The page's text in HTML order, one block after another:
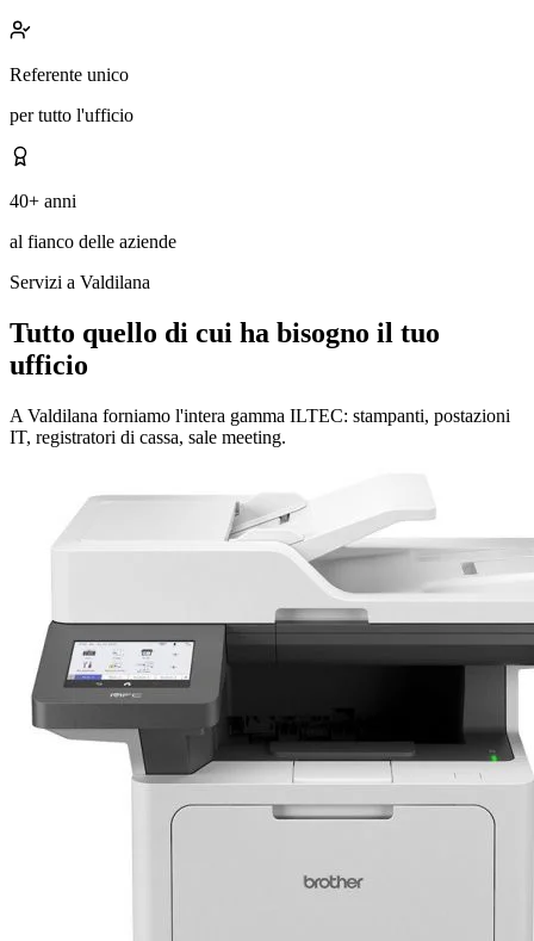
Referente unico
per tutto l'ufficio
40+ anni
al fianco delle aziende
Servizi a Valdilana
Tutto quello di cui ha bisogno il tuo
ufficio
A Valdilana forniamo l'intera gamma ILTEC: stampanti, postazioni
IT, registratori di cassa, sale meeting.